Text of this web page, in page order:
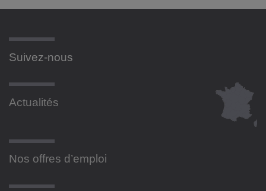
Suivez-nous
Actualités
Nos offres d’emploi